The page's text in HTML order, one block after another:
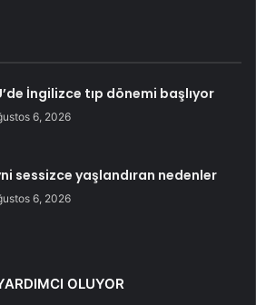
İngilizce tıp dönemi başlıyor
6, 2026
sessizce yaşlandıran nedenler
6, 2026
OLUYOR